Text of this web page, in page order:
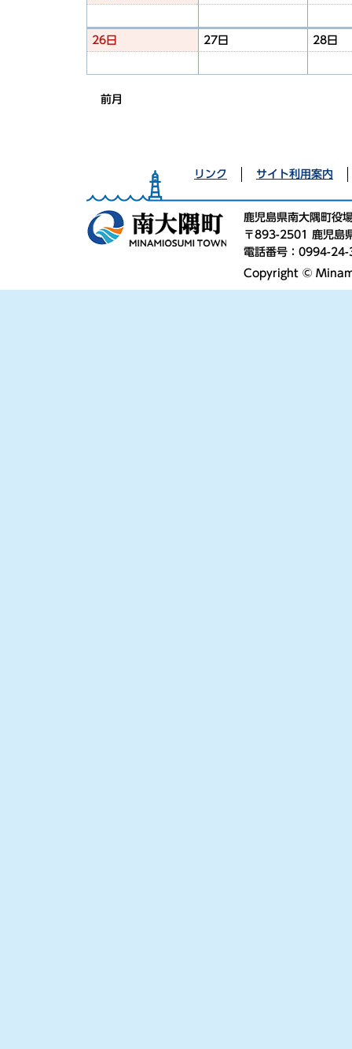
26日 27日 28日
前月
リンク サイト利用案内
鹿児島県南大隅町役
〒893-2501 鹿児島
電話番号：0994-
Copyright ©